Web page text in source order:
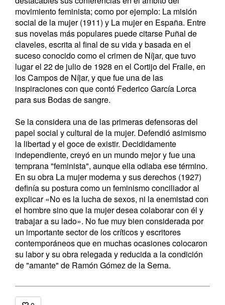
movimiento feminista; como por ejemplo: La misión
social de la mujer (1911) y La mujer en España. Entre
sus novelas más populares puede citarse Puñal de
claveles, escrita al final de su vida y basada en el
suceso conocido como el crimen de Níjar, que tuvo
lugar el 22 de julio de 1928 en el Cortijo del Fraile, en
los Campos de Níjar, y que fue una de las
inspiraciones con que contó Federico García Lorca
para sus Bodas de sangre.
Se la considera una de las primeras defensoras del
papel social y cultural de la mujer. Defendió asimismo
la libertad y el goce de existir. Decididamente
independiente, creyó en un mundo mejor y fue una
temprana "feminista", aunque ella odiaba ese término.
En su obra La mujer moderna y sus derechos (1927)
definía su postura como un feminismo conciliador al
explicar «No es la lucha de sexos, ni la enemistad con
el hombre sino que la mujer desea colaborar con él y
trabajar a su lado». No fue muy bien considerada por
un importante sector de los críticos y escritores
contemporáneos que en muchas ocasiones colocaron
su labor y su obra relegada y reducida a la condición
de "amante" de Ramón Gómez de la Serna.